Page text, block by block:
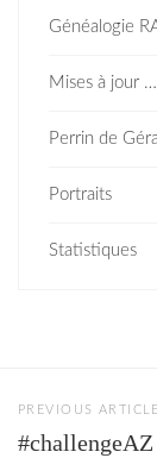
Généalogie
Mises à jour …
Perrin de
Portraits
Statistiques
PREVIOUS ARTICLE